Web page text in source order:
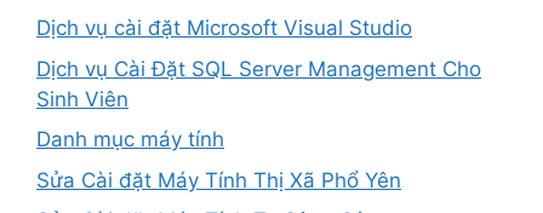
Dịch vụ cài đặt Microsoft Visual Studio
Dịch vụ Cài Đặt SQL Server Management Cho
Sinh Viên
Danh mục máy tính
Sửa Cài đặt Máy Tính Thị Xã Phổ Yên